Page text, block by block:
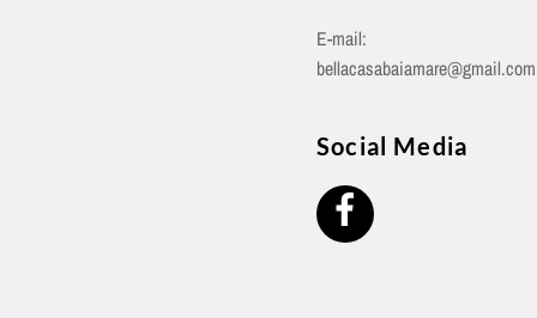
E-mail:
bellacasabaiamare@gmail.com
Social Media